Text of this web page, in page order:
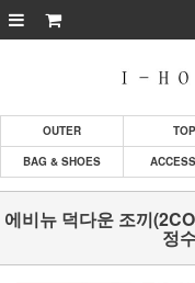
OUTER TOP
BAG & SHOES
에비뉴 덕다운 조끼
정